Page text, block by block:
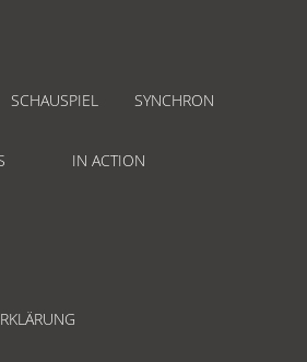
SCHAUSPIEL
SYNCHRON
IN ACTION